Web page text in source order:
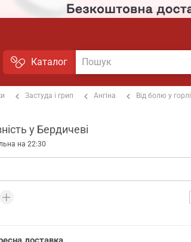
Каталог
Застуда і грип Ангіна Від болю у горлі
у Бердичеві
на 22:30